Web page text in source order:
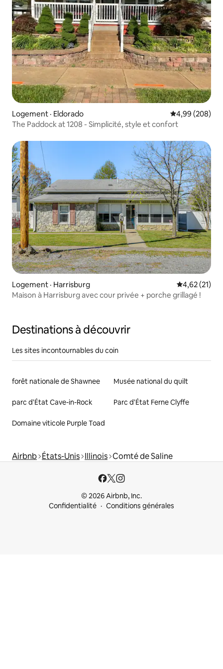
Logement · Eldorado Note
4,99 (208)
The Paddock at 1208 - Simplicité, style et confort
Logement · Harrisburg Note
4,62 (21)
Maison à Harrisburg avec cour privée + porche grillagé !
Destinations à découvrir
Les sites incontournables du coin
forêt nationale de Shawnee Musée national du quilt
parc d'État Cave-in-Rock Parc d'État Ferne Clyffe
Domaine viticole Purple Toad
Airbnb États-Unis Illinois Comté de Saline
© 2026 Airbnb, Inc.
Confidentialité
Conditions générales